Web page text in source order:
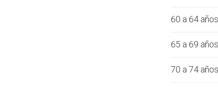
60 a 64 años
65 a 69 años
70 a 74 años